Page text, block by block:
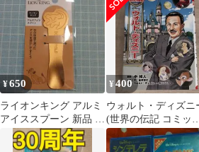
ギュア
【美品】
¥650
ライオンキング アルミ
アイススプーン 新品 ア
イススプーン スプーン
ディズニー
¥400
ウォルト・ディズニ
(世界の伝記 コミック
版 25)